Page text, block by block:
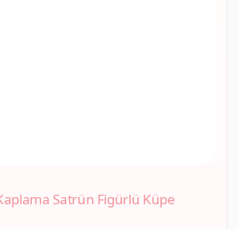
Satrün Figürlü Küpe